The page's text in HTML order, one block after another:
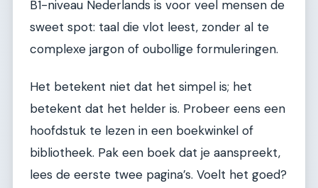
B1-niveau Nederlands is voor veel mensen de
sweet spot: taal die vlot leest, zonder al te
complexe jargon of oubollige formuleringen.
Het betekent niet dat het simpel is; het
betekent dat het helder is. Probeer eens een
hoofdstuk te lezen in een boekwinkel of
bibliotheek. Pak een boek dat je aanspreekt,
lees de eerste twee pagina’s. Voelt het goed?